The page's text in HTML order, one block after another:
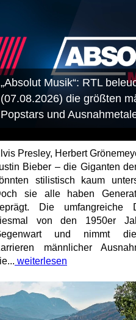
„Absolut Musik“: RTL
(07.08.2026) die größten
Popstars und
Presley, Herbert
Bieber – die Giganten
stilistisch kaum
sie alle haben
Die umfangreiche
von den 1950er
und nimmt die
männlicher
weiterlesen